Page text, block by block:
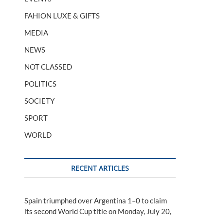
FAHION LUXE & GIFTS
MEDIA
NEWS
NOT CLASSED
POLITICS
SOCIETY
SPORT
WORLD
RECENT ARTICLES
Spain triumphed over Argentina 1–0 to claim
its second World Cup title on Monday, July 20,